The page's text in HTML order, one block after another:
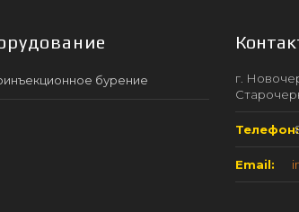
бурение
г.
Телефон:
8
Email: